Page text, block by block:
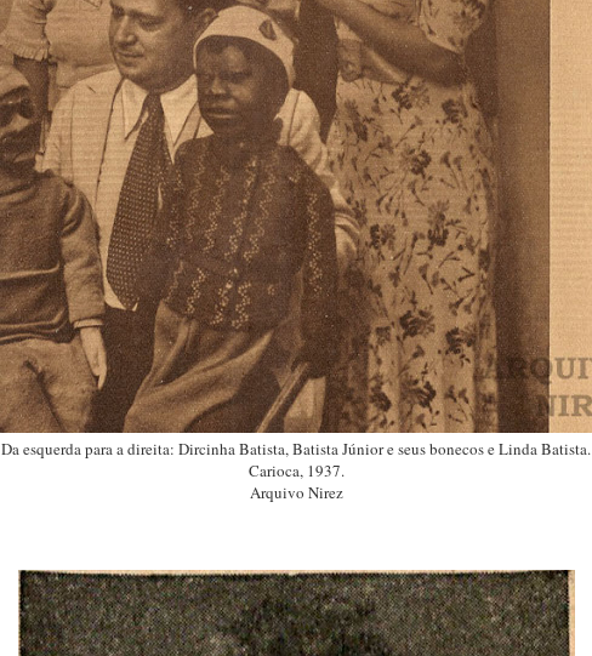
Da esquerda para a direita: Dircinha Batista, Batista Júnior e seus bonecos e Linda Batista.
Carioca, 1937.
Arquivo Nirez